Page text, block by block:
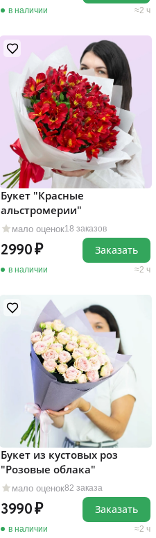
в наличии 2 ч
мало оценок18 заказов
Букет "Красные
альстромерии"
2990
в наличии 2 ч
Заказать
мало оценок82 заказа
Букет из кустовых роз
"Розовые облака"
3990
в наличии 2 ч
Заказать